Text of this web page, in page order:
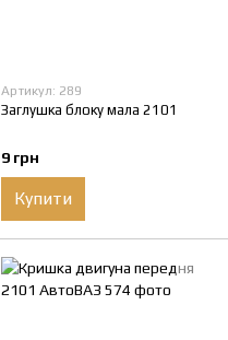
Артикул: 289
Заглушка блоку мала 2101
9 грн
Купити